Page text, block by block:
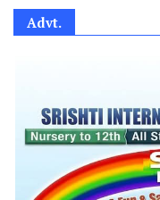
Advt.